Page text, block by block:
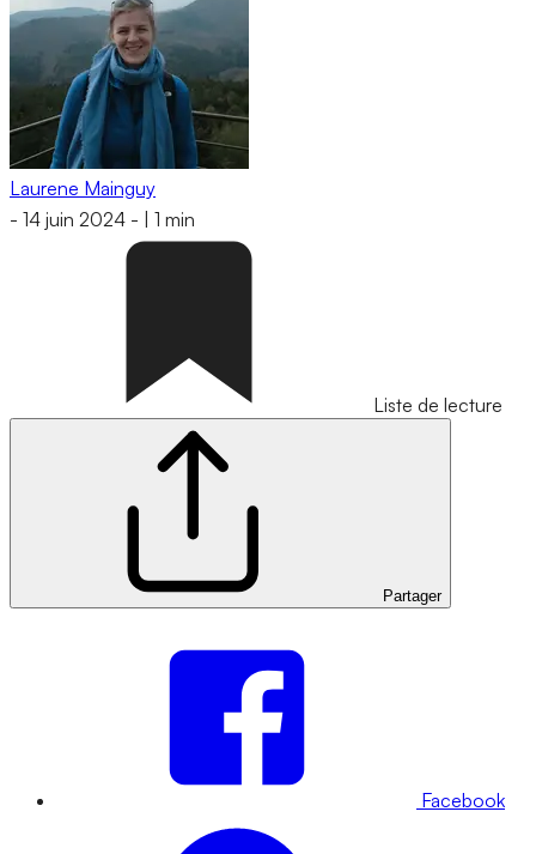
Laurene Mainguy
- 14 juin 2024 - 1 min
Liste de lecture
Partager
Facebook